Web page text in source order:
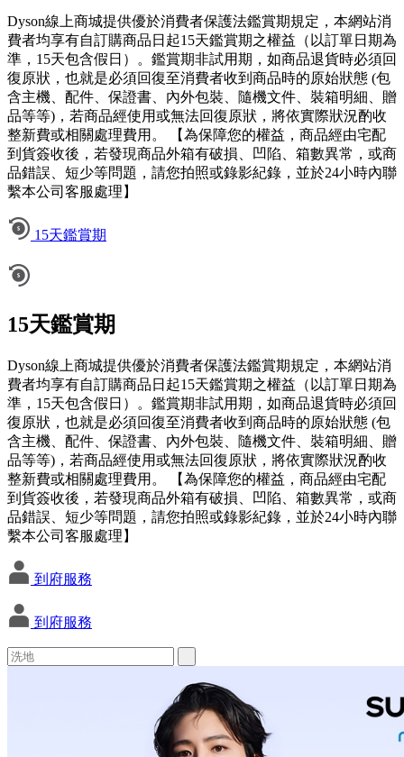
Dyson線上商城提供優於消費者保護法鑑賞期規定，本網站消
費者均享有自訂購商品日起15天鑑賞期之權益（以訂單日期為
準，15天包含假日）。鑑賞期非試用期，如商品退貨時必須回
復原狀，也就是必須回復至消費者收到商品時的原始狀態 (包
含主機、配件、保證書、內外包裝、隨機文件、裝箱明細、贈
品等等)，若商品經使用或無法回復原狀，將依實際狀況酌收
整新費或相關處理費用。 【為保障您的權益，商品經由宅配
到貨簽收後，若發現商品外箱有破損、凹陷、箱數異常，或商
品錯誤、短少等問題，請您拍照或錄影紀錄，並於24小時內聯
繫本公司客服處理】
15天鑑賞期
15天鑑賞期
Dyson線上商城提供優於消費者保護法鑑賞期規定，本網站消
費者均享有自訂購商品日起15天鑑賞期之權益（以訂單日期為
準，15天包含假日）。鑑賞期非試用期，如商品退貨時必須回
復原狀，也就是必須回復至消費者收到商品時的原始狀態 (包
含主機、配件、保證書、內外包裝、隨機文件、裝箱明細、贈
品等等)，若商品經使用或無法回復原狀，將依實際狀況酌收
整新費或相關處理費用。 【為保障您的權益，商品經由宅配
到貨簽收後，若發現商品外箱有破損、凹陷、箱數異常，或商
品錯誤、短少等問題，請您拍照或錄影紀錄，並於24小時內聯
繫本公司客服處理】
到府服務
到府服務